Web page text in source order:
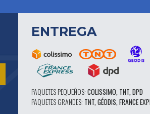
ENTREGA
PAQUETES PEQUEÑOS: COLISSIMO, TNT, DPD
PAQUETES GRANDES: TNT, GÉODIS, FRANCE